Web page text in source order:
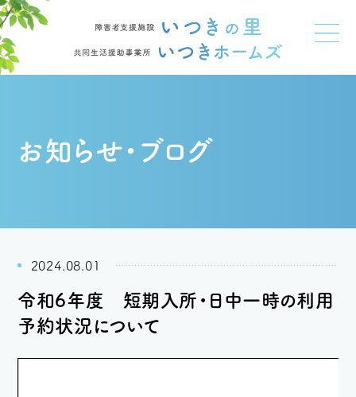
お知らせ・ブログ
2024.08.01
令和6年度 短期入所・日中一時の利用
予約状況について